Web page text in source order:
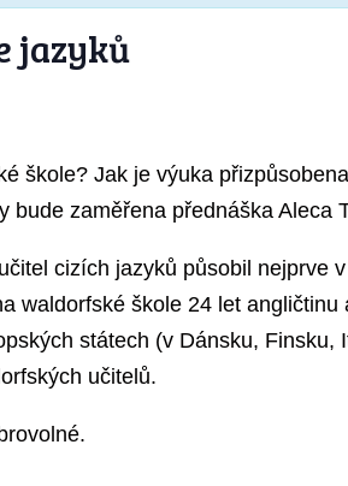
jazyků
škole? Jak je výuka
zaměřena přednáška Aleca
cizích jazyků působil nejprve
waldorfské škole 24 let
státech (v Dánsku, Finsku,
učitelů.